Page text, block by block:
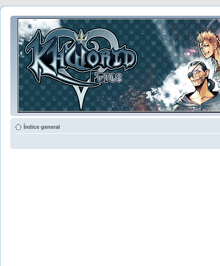
Índice general